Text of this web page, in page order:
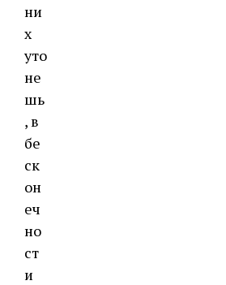
ни
х
уто
не
шь
, в
бе
ск
он
еч
но
ст
и